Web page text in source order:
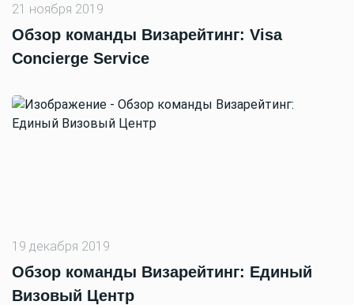
21 ноября 2019
Обзор команды Визарейтинг: Visa
Concierge Service
19 декабря 2019
Обзор команды Визарейтинг: Единый
Визовый Центр